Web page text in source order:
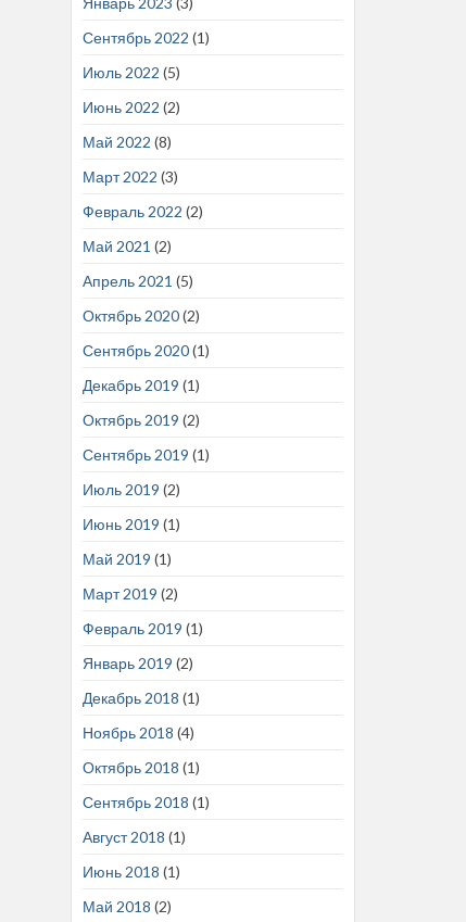
Сентябрь 2022 (1)
Июль 2022 (5)
Июнь 2022 (2)
Май 2022 (8)
Март 2022 (3)
Февраль 2022 (2)
Май 2021 (2)
Апрель 2021 (5)
Октябрь 2020(2)
Сентябрь 2020(1)
Декабрь 2019 (1)
Октябрь 2019 (2)
Сентябрь 2019 (1)
Июль 2019 (2)
Июнь 2019 (1)
Май 2019 (1)
Март 2019 (2)
Февраль 2019 (1)
Январь 2019 (2)
Декабрь 2018 (1)
Ноябрь 2018 (4)
Октябрь 2018 (1)
Сентябрь 2018 (1)
Август 2018 (1)
Июнь 2018 (1)
Май 2018 (2)